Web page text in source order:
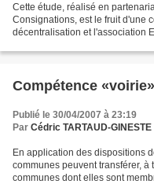
Cette étude, réalisé en
Consignations, est le fruit d'une
décentralisation et l'association
Compétence «voirie»
Publié le 30/04/2007 à 23:19
Par Cédric TARTAUD-GINESTE
En application des dispositions
communes peuvent transférer,
communes dont elles sont